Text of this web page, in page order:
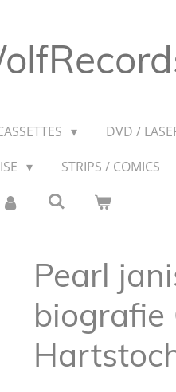
DVD /
STRIPS / COMICS
Pearl
biografie